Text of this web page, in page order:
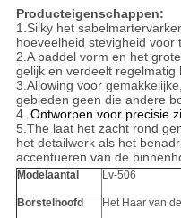
Producteigenschappen:
1.Silky het
hoeveelheid stevigheid voor
2.Apaddel vorm en het
gelijk en verdeelt regelmatig
3.Allowing voor
gebieden geen die andere
4. Ontworpen voor precisie
5.The laat het zacht rond
het detailwerk als het
accentueren van de
Modelaantal Lv-506
Borstelhoofd Het Haar van